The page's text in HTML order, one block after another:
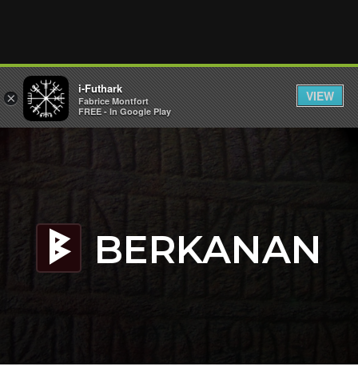
B BERKANAN
×
i-Futhark
Fabrice Montfort
FREE - In Google Play
VIEW